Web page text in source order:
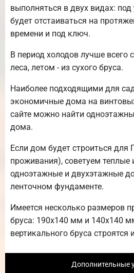
выполняться в двух видах: под
будет отстаиваться на
времени и под ключ.
В период холодов лучше всего
леса, летом - из сухого бруса.
Наиболее подходящими для
экономичные дома на
сайте можно найти
дома.
Если дом будет строиться
проживания), советуем
одноэтажные и двухэтажные
ленточном фундаменте.
Имеется несколько размеров
бруса: 190х140 мм и 140х140
вертикального бруса
Дополнительные